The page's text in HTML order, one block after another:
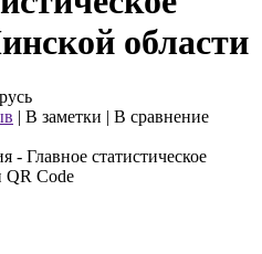
области
| В заметки | В сравнение